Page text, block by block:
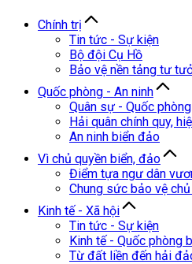
Chính trị
Tin tức - Sự kiện
Bộ đội Cụ Hồ
Bảo vệ nền tảng tư
Quốc phòng - An ninh
Quân sự - Quốc phòng
Hải quân chính quy,
An ninh biển đảo
Vì chủ quyền biển, đảo
Điểm tựa ngư dân
Chung sức bảo vệ
Kinh tế - Xã hội
Tin tức - Sự kiện
Kinh tế - Quốc phòng
Từ đất liền đến hải